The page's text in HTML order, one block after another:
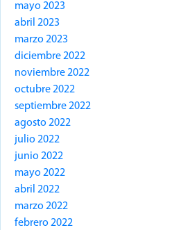
mayo 2023
abril 2023
marzo 2023
diciembre 2022
noviembre 2022
octubre 2022
septiembre 2022
agosto 2022
julio 2022
junio 2022
mayo 2022
abril 2022
marzo 2022
febrero 2022